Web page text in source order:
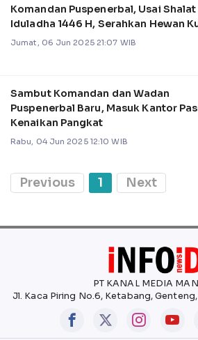
Komandan Puspenerbal, Usai Shalat
Iduladha 1446 H, Serahkan Hewan
Jumat, 06 Jun 2025 21:07 WIB
Sambut Komandan dan Wadan
Puspenerbal Baru, Masuk Kantor
Kenaikan Pangkat
Rabu, 04 Jun 2025 12:10 WIB
Previous 1 Next
PT KANAL MEDIA
Jl. Kaca Piring No.6, Ketabang,